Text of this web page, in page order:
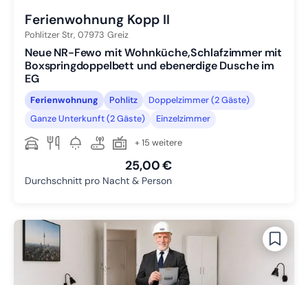
Ferienwohnung Kopp II
Pohlitzer Str, 07973 Greiz
Neue NR-Fewo mit Wohnküche,Schlafzimmer mit
Boxspringdoppelbett und ebenerdige Dusche im
EG
Ferienwohnung Pohlitz
Doppelzimmer (2 Gäste)
Ganze Unterkunft (2 Gäste)
Einzelzimmer
+ 15 weitere
25,00 €
Durchschnitt pro Nacht & Person